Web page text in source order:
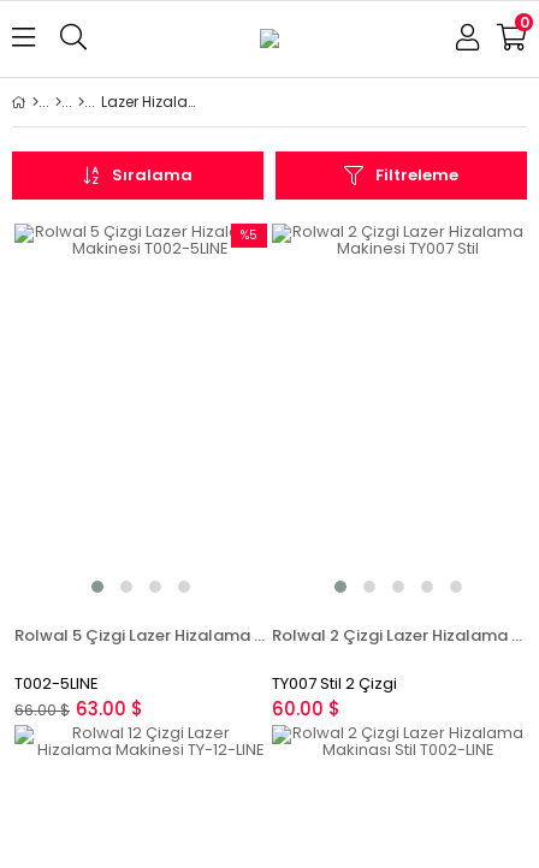
0
Lazer Hizalamalar
Filtreleme
Sıralama
Rolwal 5 Çizgi Lazer Hizalama Makinesi T002-5LINE
T002-5LINE
63.00 $
66.00 $
%5
Rolwal 2 Çizgi Lazer Hizalama Makinesi TY007 Stil
TY007 Stil 2 Çizgi
60.00 $